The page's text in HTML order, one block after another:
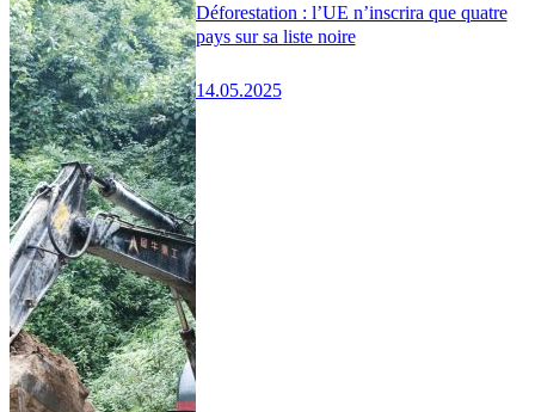
Déforestation : l’UE n’inscrira que quatre
pays sur sa liste noire
14.05.2025